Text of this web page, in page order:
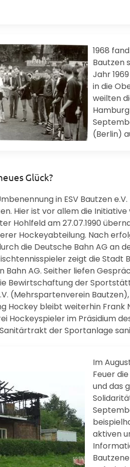
1968
Bautzen
Jahr
in die
weilten
(Berlin)
Glück?
in ESV Bautzen
Hier ist vor allem die
Hohlfeld am 27.07.1990
Hockeyabteilung. Nach
die Deutsche Bahn AG an
zeigt die Stadt
Bahn AG. Seither liefen
Bewirtschaftung der
(Mehrspartenverein
Hockey bleibt weiterhin
Hockeyspieler im Präsidium
der Sportanlage
Im
Feuer
und das
aktiven